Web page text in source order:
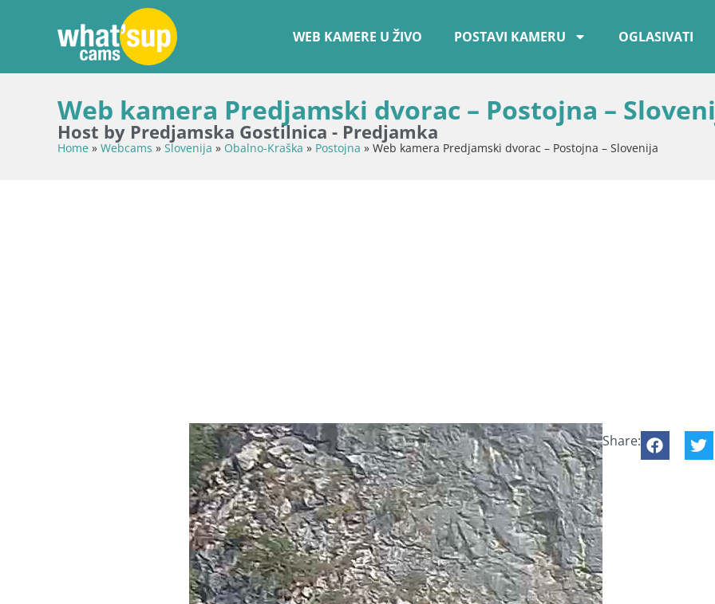
WEB KAMERE U ŽIVO POSTAVI KAMERU OGLASIVATI
Web kamera Predjamski dvorac – Postojna –
Host by Predjamska Gostilnica - Predjamka
Home » Webcams » Slovenija » Obalno-Kraška » Postojna » Web kamera Predjamski dvorac – Postojna – Slovenija
Share: